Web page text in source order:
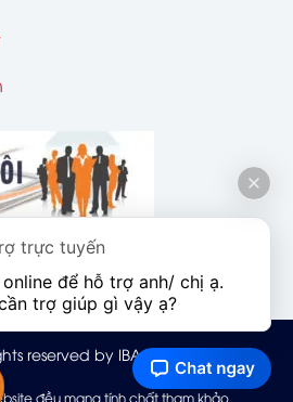
reserved by IBAOHIEM
đều mang tính chất tham khảo
trực tuyến
để hỗ trợ anh/ chị ạ.
trợ giúp gì vậy ạ?